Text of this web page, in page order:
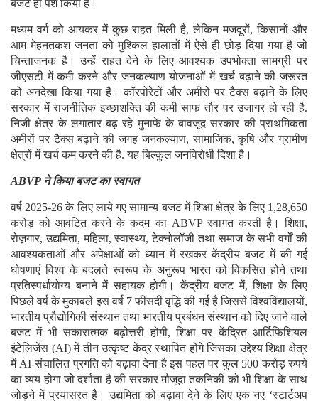
बजट ही पेश किया है।
मध्यम वर्ग को आयकर में कुछ राहत मिली है, लेकिन मजदूरों, किसानों और
आम मेहनतकश जनता को मुश्किल हालातों में ऐसे ही छोड़ दिया गया है जो
चिन्ताजनक है। उन्हें राहत देने के लिए आवश्यक उपभोक्ता सामग्री पर
जीएसटी में कमी करने और जनकल्याण योजनाओं में खर्च बढ़ाने की जरूरत
को अनदेखा किया गया है। कॉरपोरेटों और अमीरों पर टैक्स बढ़ाने के लिए
सरकार में राजनीतिक इच्छाशक्ति की कमी साफ तौर पर उजागर हो रही है.
निजी क्षेत्र के लगातार बढ़ रहे मुनाफे के बावजूद सरकार की प्राथमिकता
अमीरों पर टैक्स बढ़ाने की जगह जनकल्याण, सामाजिक, कृषि और ग्रामीण
क्षेत्रों में खर्च कम करने की है. यह बिल्कुल जनविरोधी दिशा है।
ABVP ने किया बजट का स्वागत
वर्ष 2025-26 के लिए लाये गए सामान्य बजट में शिक्षा क्षेत्र के लिए 1,28,650
करोड़ को आवंटित करने के कदम का ABVP स्वागत करती है। शिक्षा,
रोज़गार, उद्यमिता, महिला, स्वास्थ्य, टेक्नोलॉजी तथा समाज के सभी वर्गों की
आवश्यकताओं और अपेक्षाओं को ध्यान में रखकर केंद्रीय बजट में की गई
घोषणाएं विश्व के बदलते स्वरूप के अनुरूप भारत को विकसित होने तथा
प्रतिस्पर्धायोग्य बनाने में सहायक होगी। केंद्रीय बजट में, शिक्षा के लिए
पिछले वर्ष के मुकाबले इस वर्ष 7 फीसदी वृद्धि की गई है जिससे विश्वविद्यालयों,
भारतीय प्रौद्योगिकी संस्थान तथा भारतीय प्रबंधन संस्थान को दिए जाने वाले
बजट में भी सकारात्मक बढ़ोत्तरी होगी, शिक्षा पर केंद्रित आर्टिफिशियल
इंटेलिजेंस (AI) में तीन उत्कृष्ट केंद्र स्थापित होंगे जिसका उद्देश्य शिक्षा क्षेत्र
में AI-संचालित प्रगति को बढ़ावा देना है इस पहल पर कुल 500 करोड़ रुपये
का व्यय होगा जो दर्शाता है की सरकार मौजूदा तकनिकी को भी शिक्षा के साथ
जोड़ने में प्रयासरत है। उद्यमिता को बढ़ावा देने के लिए एक नए ‘स्टार्टअप